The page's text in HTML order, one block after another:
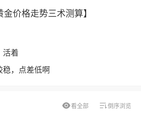
金价格走势三术测算】
活着
，点差低啊
看全部 倒序浏览